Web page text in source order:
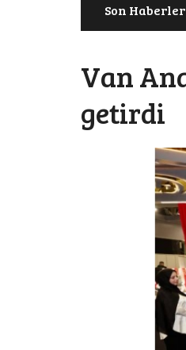
Son Haberler
Van
getirdi